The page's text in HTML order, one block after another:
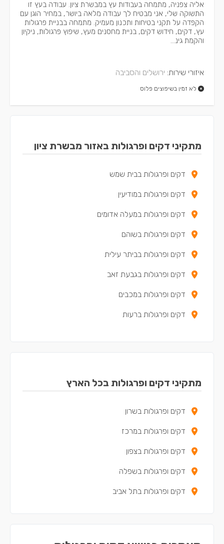
אליה צפניה, מתמחה בעבודות עץ במבשרת ציון. עבודה בעץ זו
התשוקה שלי, אני מבטיח לך עבודה מלאה ביושר, במחיר הוגן עם
הקפדה על תקני בטיחות ותכנון מעמיק. מתמחה בבניית פרגולות
עץ, דקים, חידוש דקים, בניית מחסנים מעץ, שיפוץ פרגולות, ניקיון
והקמת גינ...
איזורי שירות: ירושלים והסביבה
לא זמין בשיפוצים פלוס
מתקיני דקים ופרגולות באזור מבשרת ציון
דקים ופרגולות בבית שמש
דקים ופרגולות במודיעין
דקים ופרגולות במעלה אדומים
דקים ופרגולות בשוהם
דקים ופרגולות בביתר עילית
דקים ופרגולות בגבעת זאב
דקים ופרגולות במכבים
דקים ופרגולות ברעות
דקים ופרגולות באפרתה
מתקיני דקים ופרגולות בכל הארץ
דקים ופרגולות בשרון
דקים ופרגולות במרכז
דקים ופרגולות בצפון
דקים ופרגולות בשפלה
דקים ופרגולות בתל אביב